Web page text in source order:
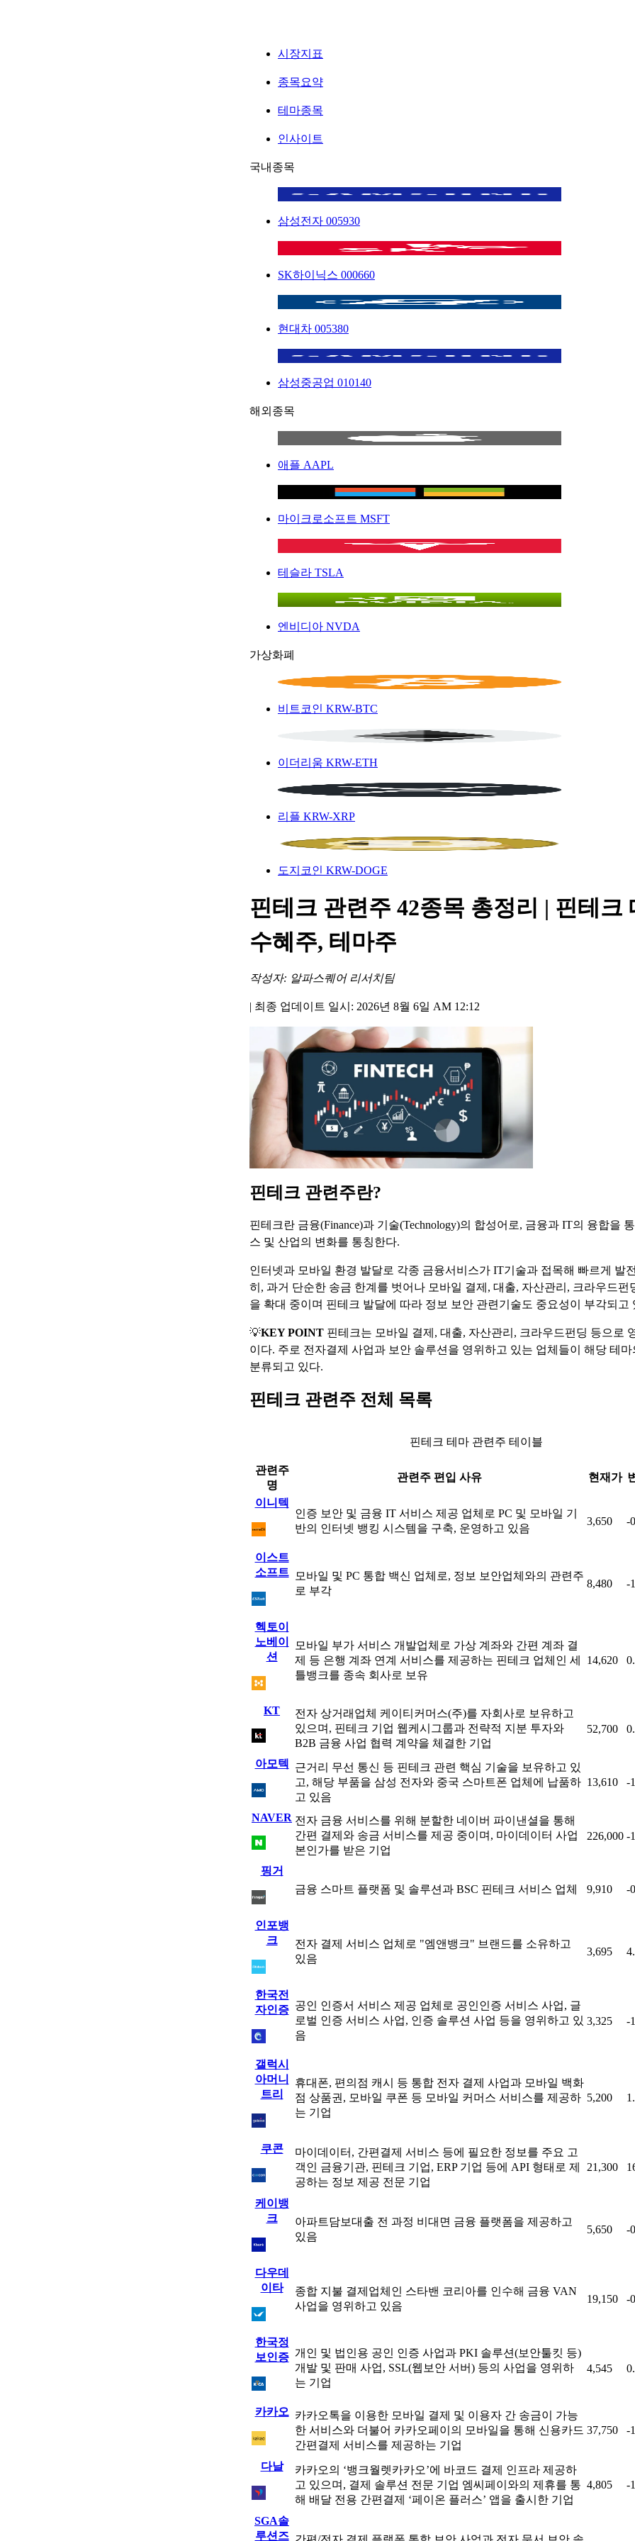
시장지표
종목요약
테마종목
인사이트
국내종목
삼성전자 005930
SK하이닉스 000660
현대차 005380
삼성중공업 010140
해외종목
애플 AAPL
마이크로소프트 MSFT
테슬라 TSLA
엔비디아 NVDA
가상화폐
비트코인 KRW-BTC
이더리움 KRW-ETH
리플 KRW-XRP
도지코인 KRW-DOGE
핀테크 관련주 42종목 총정리 | 핀테크
수혜주, 테마주
작성자: 알파스퀘어 리서치팀
| 최종 업데이트 일시: 2026년 8월 6일 AM 12:12
핀테크 관련주란?
핀테크란 금융(Finance)과 기술(Technology)의 합성어로, 금융과 IT의 융합을
스 및 산업의 변화를 통칭한다.
인터넷과 모바일 환경 발달로 각종 금융서비스가 IT기술과 접목해 빠르게 발
히, 과거 단순한 송금 한계를 벗어나 모바일 결제, 대출, 자산관리, 크라우드펀
을 확대 중이며 핀테크 발달에 따라 정보 보안 관련기술도 중요성이 부각되고
💡KEY POINT 핀테크는 모바일 결제, 대출, 자산관리, 크라우드펀딩 등으로
이다. 주로 전자결제 사업과 보안 솔루션을 영위하고 있는 업체들이 해당 테
분류되고 있다.
핀테크 관련주 전체 목록
핀테크 테마 관련주 테이블
관련주
명
관련주 편입 사유 현재가
이니텍
인증 보안 및 금융 IT 서비스 제공 업체로 PC 및 모바일 기
반의 인터넷 뱅킹 시스템을 구축, 운영하고 있음
3,650 -
이스트
소프트
모바일 및 PC 통합 백신 업체로, 정보 보안업체와의 관련주
로 부각
8,480 -
헥토이
노베이
션
모바일 부가 서비스 개발업체로 가상 계좌와 간편 계좌 결
제 등 은행 계좌 연계 서비스를 제공하는 핀테크 업체인 세
틀뱅크를 종속 회사로 보유
14,620
KT
전자 상거래업체 케이티커머스(주)를 자회사로 보유하고
있으며, 핀테크 기업 웹케시그룹과 전략적 지분 투자와
B2B 금융 사업 협력 계약을 체결한 기업
52,700
아모텍
근거리 무선 통신 등 핀테크 관련 핵심 기술을 보유하고 있
고, 해당 부품을 삼성 전자와 중국 스마트폰 업체에 납품하
고 있음
13,610 -
NAVER 전자 금융 서비스를 위해 분할한 네이버 파이낸셜을 통해
간편 결제와 송금 서비스를 제공 중이며, 마이데이터 사업
본인가를 받은 기업
226,000 -
핑거
금융 스마트 플랫폼 및 솔루션과 BSC 핀테크 서비스 업체
9,910 -
인포뱅
크
전자 결제 서비스 업체로 "엠앤뱅크" 브랜드를 소유하고
있음
3,695
한국전
자인증 공인 인증서 서비스 제공 업체로 공인인증 서비스 사업, 글
로벌 인증 서비스 사업, 인증 솔루션 사업 등을 영위하고 있
음
3,325 -
갤럭시
아머니
트리
휴대폰, 편의점 캐시 등 통합 전자 결제 사업과 모바일 백화
점 상품권, 모바일 쿠폰 등 모바일 커머스 서비스를 제공하
는 기업
5,200
쿠콘
마이데이터, 간편결제 서비스 등에 필요한 정보를 주요 고
객인 금융기관, 핀테크 기업, ERP 기업 등에 API 형태로 제
공하는 정보 제공 전문 기업
21,300
케이뱅
크
아파트담보대출 전 과정 비대면 금융 플랫폼을 제공하고
있음
5,650 -
다우데
이타
종합 지불 결제업체인 스타밴 코리아를 인수해 금융 VAN
사업을 영위하고 있음
19,150 -
한국정
보인증 개인 및 법인용 공인 인증 사업과 PKI 솔루션(보안툴킷 등)
개발 및 판매 사업, SSL(웹보안 서버) 등의 사업을 영위하
는 기업
4,545
카카오 카카오톡을 이용한 모바일 결제 및 이용자 간 송금이 가능
한 서비스와 더불어 카카오페이의 모바일을 통해 신용카드
간편결제 서비스를 제공하는 기업
37,750 -
다날
카카오의 ‘뱅크월렛카카오’에 바코드 결제 인프라 제공하
고 있으며, 결제 솔루션 전문 기업 엠씨페이와의 제휴를 통
해 배달 전용 간편결제 ‘페이온 플러스’ 앱을 출시한 기업
4,805 -
SGA솔
루션즈